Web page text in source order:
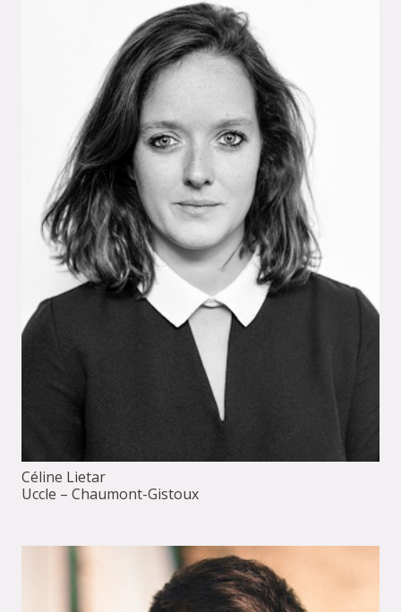
Céline Lietar
Uccle – Chaumont-Gistoux